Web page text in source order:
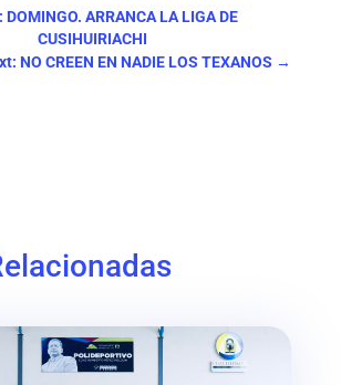
DOMINGO. ARRANCA LA LIGA DE
CUSIHUIRIACHI
NO CREEN EN NADIE LOS TEXANOS →